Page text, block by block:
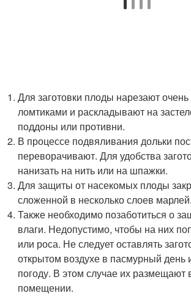
Для заготовки плоды нарезают
ломтиками и раскладывают на
поддоны или противни.
В процессе подвяливания дольки
переворачивают. Для удобства
нанизать на нить или на шпажки.
Для защиты от насекомых плоды
сложенной в несколько слоев марлей.
Также необходимо позаботиться о
влаги. Недопустимо, чтобы на них
или роса. Не следует оставлять
открытом воздухе в пасмурный
погоду. В этом случае их размещают
помещении.